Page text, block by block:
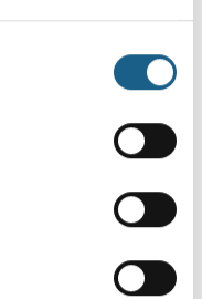
la nostra Privacy
al corso come
fare login. Scegli
o come privato.